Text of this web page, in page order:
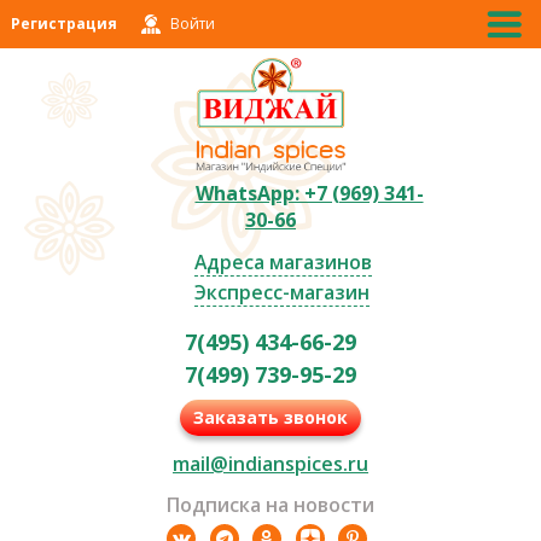
Регистрация Войти
WhatsApp: +7 (969) 341-
30-66
Адреса магазинов
Экспресс-магазин
7(495) 434-66-29
7(499) 739-95-29
Заказать звонок
mail@indianspices.ru
Подписка на новости